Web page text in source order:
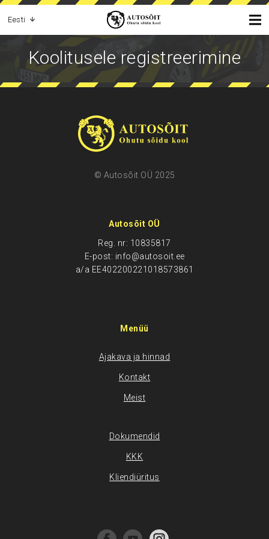
Eesti
Koolitusele registreerimine
© Autosõit OÜ 2025
Autosõit OÜ
Reg. nr: 10835817
E-post: info@autosoit.ee
a/a EE402200221018573861
Menüü
Ajakava ja hinnad
Kontakt
Meist
Dokumendid
KKK
Kliendiüritus